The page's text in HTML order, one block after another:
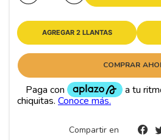
AGREGAR 2 LLANTAS
COMPRAR
Compartir en